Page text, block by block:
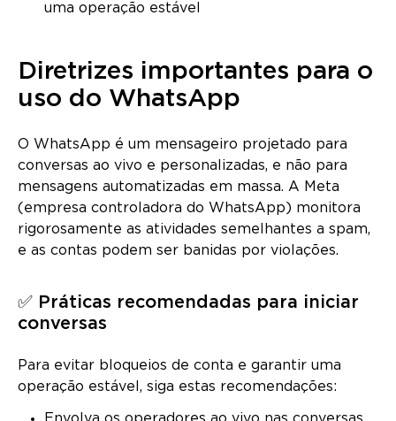
uma operação estável
Diretrizes importantes para o
uso do WhatsApp
O WhatsApp é um mensageiro projetado para
conversas ao vivo e personalizadas, e não para
mensagens automatizadas em massa. A Meta
(empresa controladora do WhatsApp) monitora
rigorosamente as atividades semelhantes a spam,
e as contas podem ser banidas por violações.
✅ Práticas recomendadas para iniciar
conversas
Para evitar bloqueios de conta e garantir uma
operação estável, siga estas recomendações: